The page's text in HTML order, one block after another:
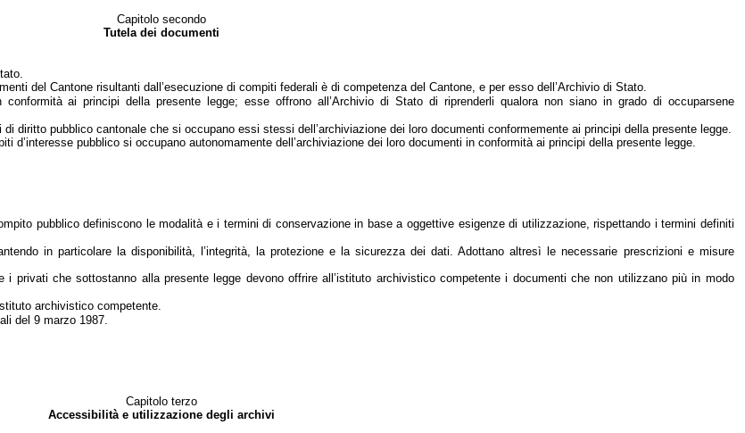
Capitolo secondo
Tutela dei documenti
del Cantone risultanti dall’esecuzione di compiti federali è di competenza del Cantone, e per esso dell’Archivio di Stato.
ai principi della presente legge; esse offrono all’Archivio di Stato di riprenderli qualora non siano in grado di occuparsene
diritto pubblico cantonale che si occupano essi stessi dell’archiviazione dei loro documenti conformemente ai principi della presente legge.
pubblico si occupano autonomamente dell’archiviazione dei loro documenti in conformità ai principi della presente legge.
pubblico definiscono le modalità e i termini di conservazione in base a oggettive esigenze di utilizzazione, rispettando i termini definiti
in particolare la disponibilità, l’integrità, la protezione e la sicurezza dei dati. Adottano altresì le necessarie prescrizioni e misure
privati che sottostanno alla presente legge devono offrire all’istituto archivistico competente i documenti che non utilizzano più in modo
archivistico competente.
del 9 marzo 1987.
Capitolo terzo
Accessibilità e utilizzazione degli archivi